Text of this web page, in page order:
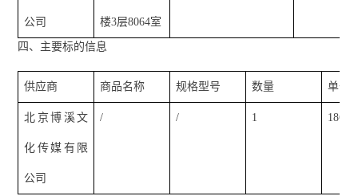
公司 楼3层8064室
四、主要标的信息
供应商 商品名称 规格型号 数量 单价
北京博溪文
化传媒有限
公司
/ / 1 186.7